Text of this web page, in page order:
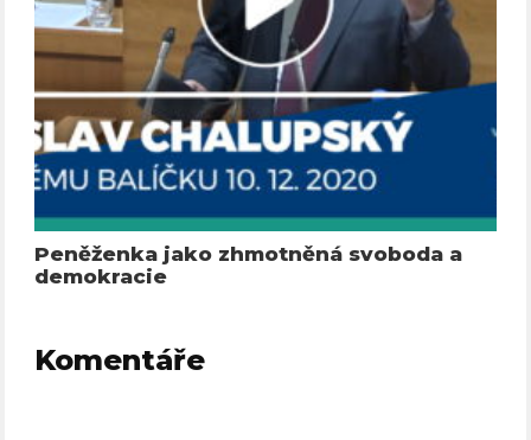
Peněženka jako zhmotněná svoboda a
demokracie
Komentáře